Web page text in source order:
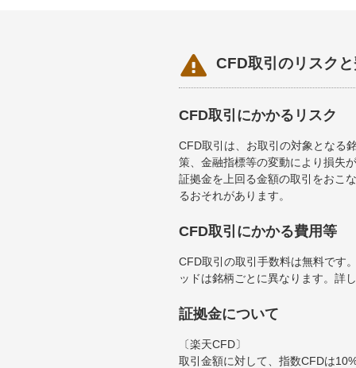
 CFD取引のリスク
CFD取引にかかるリスク
CFD取引は、お取引の対象となる
策、金融指標等の変動により損失
証拠金を上回る金額の取引をおこ
るおそれがあります。
CFD取引にかかる費用等
CFD取引の取引手数料は無料です
ッドは銘柄ごとに異なります。詳
証拠金について
〔楽天CFD〕
取引金額に対して、指数CFDは